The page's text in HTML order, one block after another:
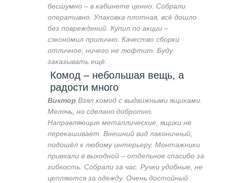
бесшумно – в кабинете ценно. Собрали
оперативно. Упаковка плотная, всё дошло
без повреждений. Купил по акции –
сэкономил прилично. Качество сборки
отличное, ничего не люфтит. Буду
заказывать ещё.
Комод – небольшая вещь, а
радости много
Виктор Взял комод с выдвижными ящиками.
Мелочь, но сделано добротно.
Направляющие металлические, ящики не
перекашивает. Внешний вид лаконичный,
подошёл к любому интерьеру. Монтажники
приехали в выходной – отдельное спасибо за
гибкость. Собрали за час. Ручки удобные, не
цепляются за одежду. Очень достойный